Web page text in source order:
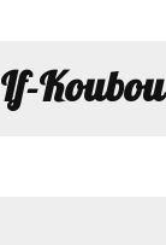
If-Koubou